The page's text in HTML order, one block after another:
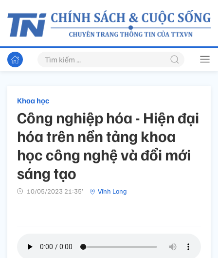
Khoa học
Công nghiệp hóa - Hiện đại
hóa trên nền tảng khoa
học công nghệ và đổi mới
sáng tạo
10/05/2023 21:35’ Vĩnh Long